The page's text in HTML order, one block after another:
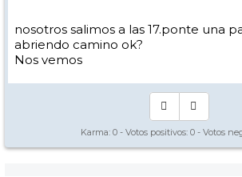
nosotros salimos a las 17.ponte una
abriendo camino ok?
Nos vemos
Karma: 0 - Votos positivos: 0 - Votos